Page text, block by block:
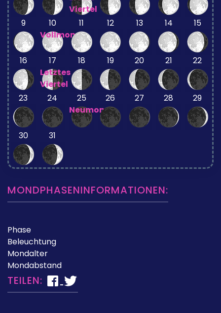
Viertel
9
10
Vollmond
11 12 13 14 15
16
17
Letztes
Viertel
18 19 20 21 22
23 24
25
Neumond
26 27 28 29
30 31
MONDPHASENINFORMATIONEN:
Phase
Beleuchtung
Mondalter
Mondabstand
TEILEN: